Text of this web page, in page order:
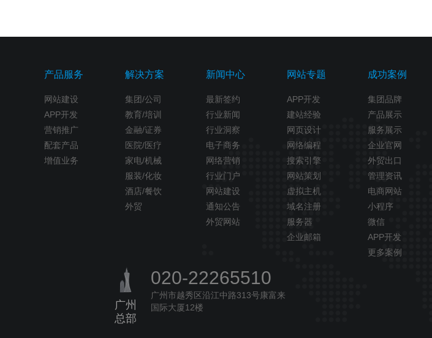
产品服务
网站建设
APP开发
营销推广
配套产品
增值业务
解决方案
集团/公司
教育/培训
金融/证券
医院/医疗
家电/机械
服装/化妆
酒店/餐饮
外贸
新闻中心
最新签约
行业新闻
行业洞察
电子商务
网络营销
行业门户
网站建设
通知公告
外贸网站
网站专题
APP开发
建站经验
网页设计
网络编程
搜索引擎
网站策划
虚拟主机
域名注册
服务器
企业邮箱
成功案例
集团品牌
产品展示
服务展示
企业官网
外贸出口
管理资讯
电商网站
小程序
微信
APP开发
更多案例
广州
总部
020-22265510
广州市越秀区沿江中路313号康富来
国际大厦12楼